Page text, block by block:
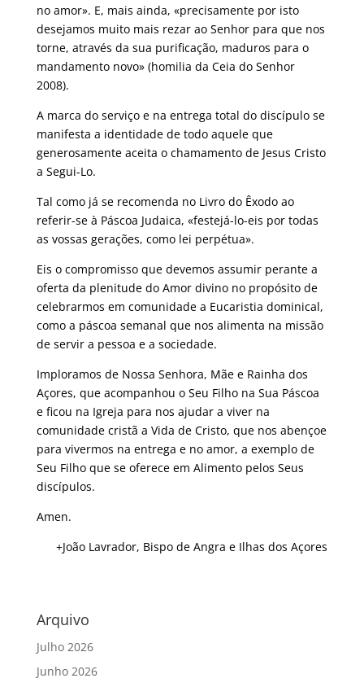
no amor». E, mais ainda, «precisamente por isto
desejamos muito mais rezar ao Senhor para que nos
torne, através da sua purificação, maduros para o
mandamento novo» (homilia da Ceia do Senhor
2008).
A marca do serviço e na entrega total do discípulo se
manifesta a identidade de todo aquele que
generosamente aceita o chamamento de Jesus Cristo
a Segui-Lo.
Tal como já se recomenda no Livro do Êxodo ao
referir-se à Páscoa Judaica, «festejá-lo-eis por todas
as vossas gerações, como lei perpétua».
Eis o compromisso que devemos assumir perante a
oferta da plenitude do Amor divino no propósito de
celebrarmos em comunidade a Eucaristia dominical,
como a páscoa semanal que nos alimenta na missão
de servir a pessoa e a sociedade.
Imploramos de Nossa Senhora, Mãe e Rainha dos
Açores, que acompanhou o Seu Filho na Sua Páscoa
e ficou na Igreja para nos ajudar a viver na
comunidade cristã a Vida de Cristo, que nos abençoe
para vivermos na entrega e no amor, a exemplo de
Seu Filho que se oferece em Alimento pelos Seus
discípulos.
Amen.
+João Lavrador, Bispo de Angra e Ilhas dos Açores
Arquivo
Julho 2026
Junho 2026